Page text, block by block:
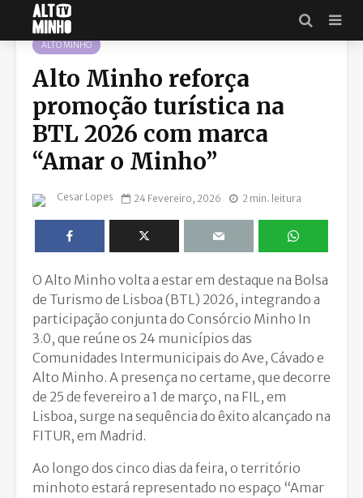
ALTO MINHO
Alto Minho reforça
promoção turística na
BTL 2026 com marca
“Amar o Minho”
Cesar Lopes 24 Fevereiro, 2026 2 min. leitura
O Alto Minho volta a estar em destaque na Bolsa
de Turismo de Lisboa (BTL) 2026, integrando a
participação conjunta do Consórcio Minho In
3.0, que reúne os 24 municípios das
Comunidades Intermunicipais do Ave, Cávado e
Alto Minho. A presença no certame, que decorre
de 25 de fevereiro a 1 de março, na FIL, em
Lisboa, surge na sequência do êxito alcançado na
FITUR, em Madrid.
Ao longo dos cinco dias da feira, o território
minhoto estará representado no espaço “Amar